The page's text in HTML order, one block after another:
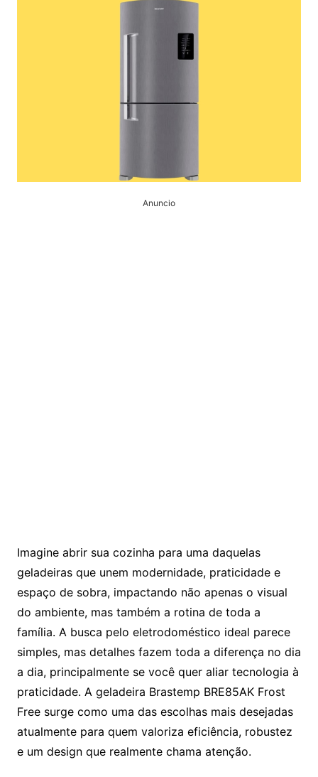
Anuncio
Imagine abrir sua cozinha para uma daquelas
geladeiras que unem modernidade, praticidade e
espaço de sobra, impactando não apenas o visual
do ambiente, mas também a rotina de toda a
família. A busca pelo eletrodoméstico ideal parece
simples, mas detalhes fazem toda a diferença no dia
a dia, principalmente se você quer aliar tecnologia à
praticidade. A geladeira Brastemp BRE85AK Frost
Free surge como uma das escolhas mais desejadas
atualmente para quem valoriza eficiência, robustez
e um design que realmente chama atenção.